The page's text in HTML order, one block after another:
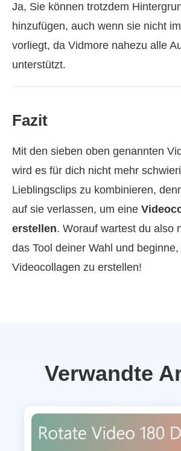
Ja, Sie können trotzdem
hinzufügen, auch wenn sie nicht
vorliegt, da Vidmore nahezu alle
unterstützt.
Fazit
Mit den sieben oben genannten
wird es für dich nicht mehr
Lieblingsclips zu kombinieren,
auf sie verlassen, um eine
erstellen. Worauf wartest du also
das Tool deiner Wahl und
Videocollagen zu erstellen!
Verwandte